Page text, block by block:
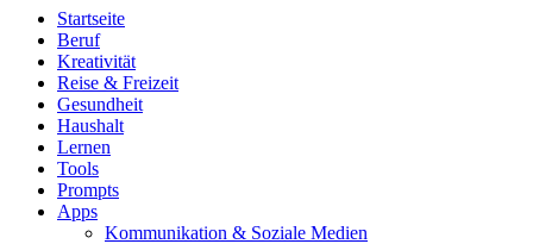
Startseite
Beruf
Kreativität
Reise & Freizeit
Gesundheit
Haushalt
Lernen
Tools
Prompts
Apps
Kommunikation & Soziale Medien